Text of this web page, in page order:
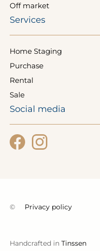
Off market
Services
Home Staging
Purchase
Rental
Sale
Social media
© Privacy policy
Handcrafted in Tinssen